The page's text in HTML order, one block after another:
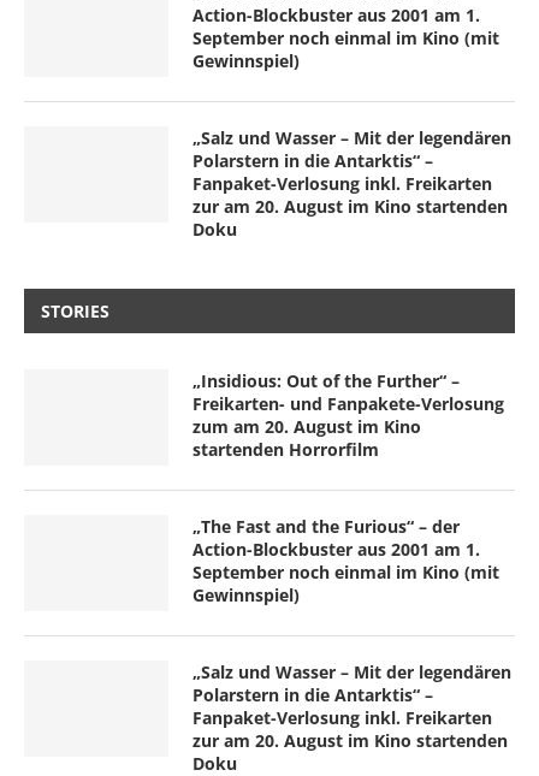
Action-Blockbuster aus 2001 am 1.
September noch einmal im Kino (mit
Gewinnspiel)
„Salz und Wasser – Mit der legendären
Polarstern in die Antarktis“ –
Fanpaket-Verlosung inkl. Freikarten
zur am 20. August im Kino startenden
Doku
STORIES
„Insidious: Out of the Further“ –
Freikarten- und Fanpakete-Verlosung
zum am 20. August im Kino
startenden Horrorfilm
„The Fast and the Furious“ – der
Action-Blockbuster aus 2001 am 1.
September noch einmal im Kino (mit
Gewinnspiel)
„Salz und Wasser – Mit der legendären
Polarstern in die Antarktis“ –
Fanpaket-Verlosung inkl. Freikarten
zur am 20. August im Kino startenden
Doku